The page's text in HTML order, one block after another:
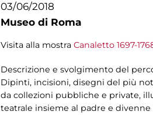
03/06/2018
Museo di Roma
Visita alla mostra Canaletto 1697-
Descrizione e svolgimento del
Dipinti, incisioni, disegni del più
da collezioni pubbliche e private,
teatrale insieme al padre e